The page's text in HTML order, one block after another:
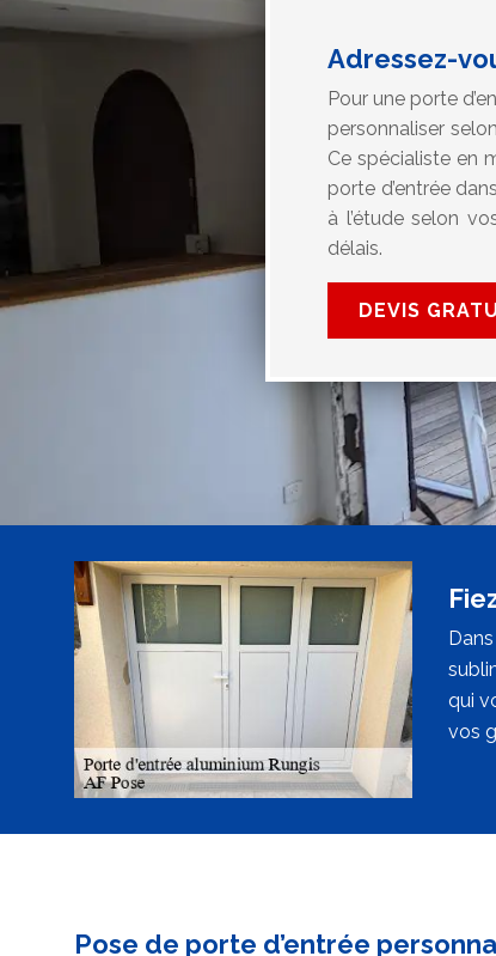
Adressez-
Pour une porte
personnaliser
Ce spécialiste en
porte d’entrée
à l’étude selon
délais.
DEVIS
qui
vos
Pose de porte d’entrée